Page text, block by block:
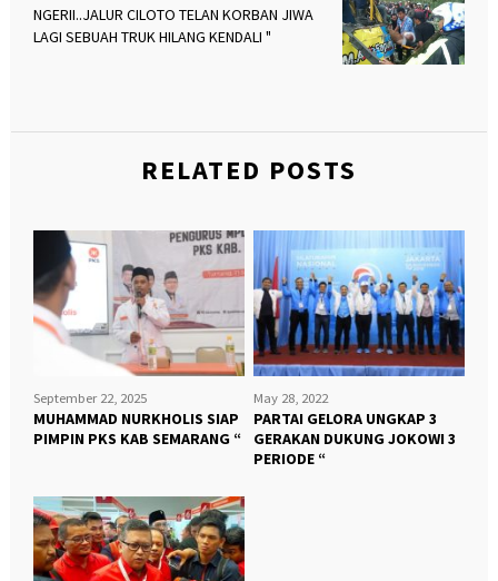
NGERII..JALUR CILOTO TELAN KORBAN JIWA
LAGI SEBUAH TRUK HILANG KENDALI "
RELATED POSTS
September 22, 2025
MUHAMMAD NURKHOLIS SIAP
PIMPIN PKS KAB SEMARANG “
May 28, 2022
PARTAI GELORA UNGKAP 3
GERAKAN DUKUNG JOKOWI 3
PERIODE “